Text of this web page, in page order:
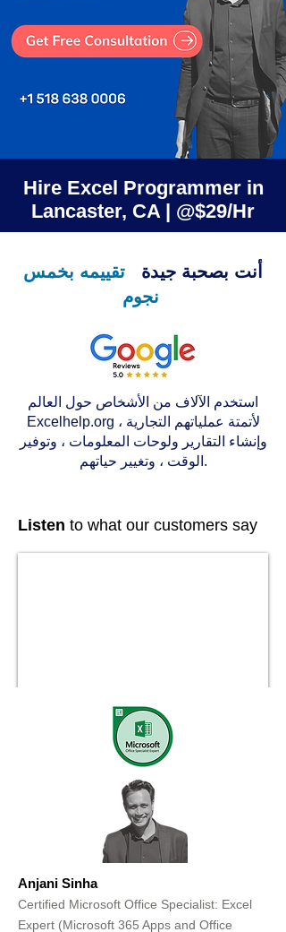
Hire Excel Programmer in
Lancaster, CA | @$29/Hr
أنت بصحبة جيدة
تقييمه بخمس
نجوم
استخدم الآلاف من الأشخاص حول العالم
Excelhelp.org لأتمتة عملياتهم التجارية ،
وإنشاء التقارير ولوحات المعلومات ، وتوفير
الوقت ، وتغيير حياتهم.
Listen to what our customers say
Anjani Sinha
Certified Microsoft Office Specialist: Excel
Expert (Microsoft 365 Apps and Office